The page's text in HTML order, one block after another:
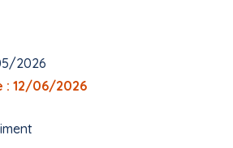
2026
: 12/06/2026